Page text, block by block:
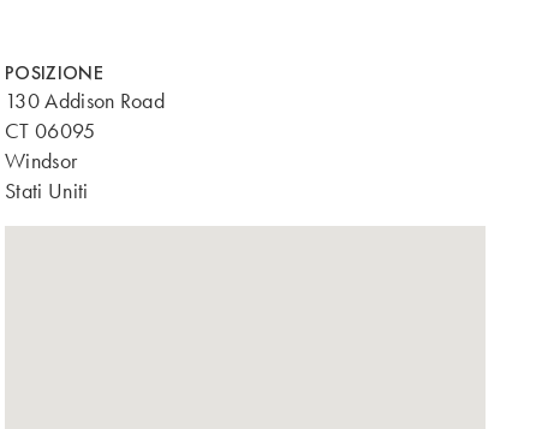
POSIZIONE
130 Addison Road
CT 06095
Windsor
Stati Uniti